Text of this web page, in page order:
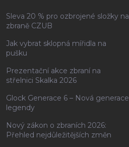
Sleva 20 % pro ozbrojené složky na
zbraně CZUB
Jak vybrat sklopná mířidla na
pušku
Prezentační akce zbraní na
střelnici Skalka 2026
Glock Generace 6 – Nová generace
legendy
Nový zákon o zbraních 2026:
Přehled nejdůležitějších změn